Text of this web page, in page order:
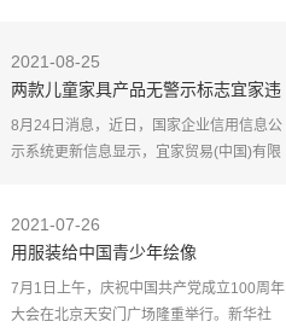
润256.43亿元，同比增
2021-08-25
两款儿童家具产品无警示标志宜家违
法被罚没78万元
8月24日消息，近日，国家企业信用信息公
示系统更新信息显示，宜家贸易(中国)有限
产安全的产品无
2021-07-26
用服装给中国青少年绘像
7月1日上午，庆祝中国共产党成立100周年
大会在北京天安门广场隆重举行。新华社